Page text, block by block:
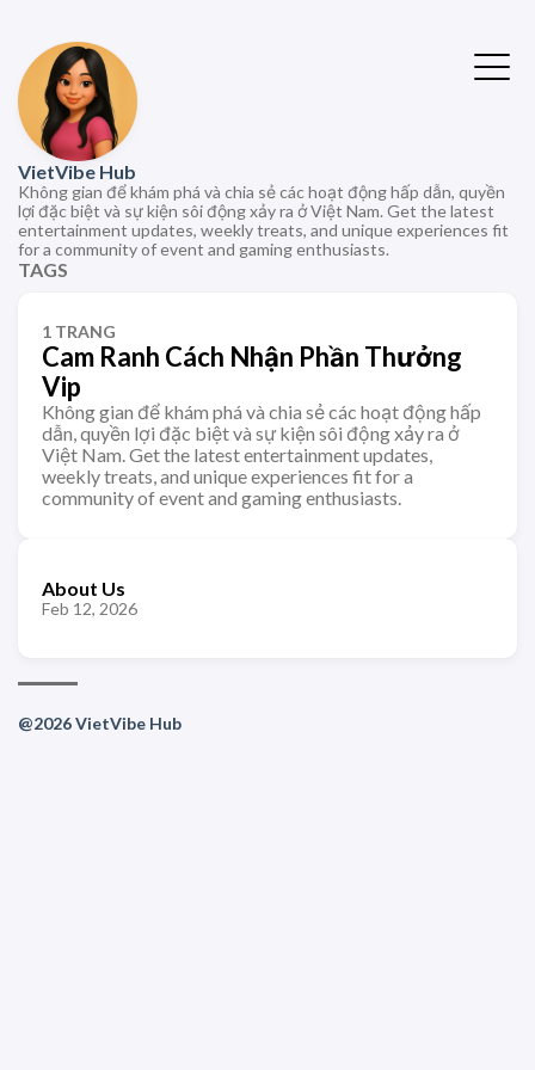
VietVibe Hub
Không gian để khám phá và chia sẻ các hoạt động hấp dẫn, quyền
lợi đặc biệt và sự kiện sôi động xảy ra ở Việt Nam. Get the latest
entertainment updates, weekly treats, and unique experiences fit
for a community of event and gaming enthusiasts.
TAGS
1 TRANG
Cam Ranh Cách Nhận Phần Thưởng
Vip
Không gian để khám phá và chia sẻ các hoạt động hấp
dẫn, quyền lợi đặc biệt và sự kiện sôi động xảy ra ở
Việt Nam. Get the latest entertainment updates,
weekly treats, and unique experiences fit for a
community of event and gaming enthusiasts.
About Us
Feb 12, 2026
@2026 VietVibe Hub